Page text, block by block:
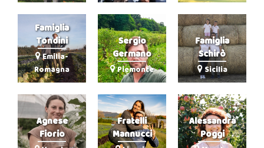
Famiglia
Tondini
Emilia-
Romagna
Sergio
Germano
Piemonte
Famiglia
Schirò
Sicilia
Agnese
Fiorio
Fratelli
Mannucci
Alessandra
Poggi